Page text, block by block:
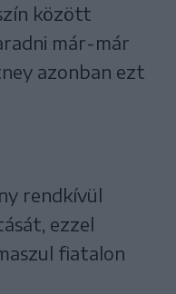
között
már-már
azonban ezt
rendkívül
ezzel
fiatalon